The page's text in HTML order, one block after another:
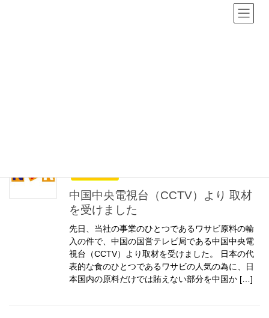
中国中央電視台（CCTV）より 取材
を受けました
先日、当社の事業のひとつであるワサビ原料の輸
入の件で、中国の国営テレビ局である中国中央電
視台（CCTV）より取材を受けました。 日本の代
表的な食のひとつであるワサビの人気の為に、日
本国内の原料だけでは賄えない部分を中国か […]